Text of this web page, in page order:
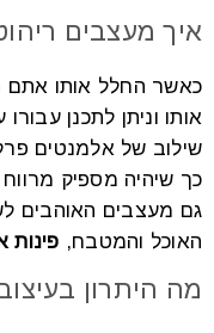
איך מעצבים
כאשר החלל אותו אתם
אותו וניתן לתכנן
שילוב של אלמנטים
כך שיהיה מספיק מרווח
גם מעצבים האוהבים
האוכל והמטבח, פינות
מה היתרון